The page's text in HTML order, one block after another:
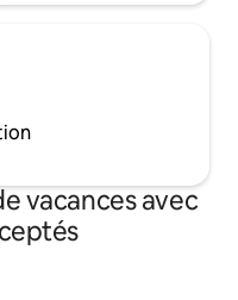
vacances avec